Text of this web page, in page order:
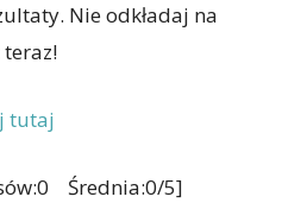
Nie odkładaj na
teraz!
tutaj
Średnia:0/5]